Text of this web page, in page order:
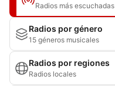
Radios más escuchadas
Radios por género
15 géneros musicales
Radios por regiones
Radios locales